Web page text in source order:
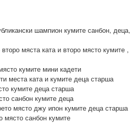
шампион кумите санбон, деца,
мяста ката и второ място кумите ,
кумите мини кадети
места ката и кумите деца старша
кумите деца старша
санбон кумите деца
място джу ипон кумите деца старша
място санбон кумите